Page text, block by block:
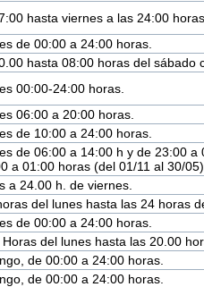
hasta viernes a las 24:00
de 00:00 a 24:00 horas.
hasta 08:00 horas del sábado
00:00-24:00 horas.
06:00 a 20:00 horas.
de 10:00 a 24:00 horas.
de 06:00 a 14:00 h y de 23:00 a
a 01:00 horas (del 01/11 al 30/05).
a 24.00 h. de viernes.
del lunes hasta las 24 horas
de 00:00 a 24:00 horas.
del lunes hasta las 20.00
de 00:00 a 24:00 horas.
de 00:00 a 24:00 horas.